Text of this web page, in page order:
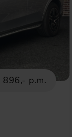
896,- p.m.